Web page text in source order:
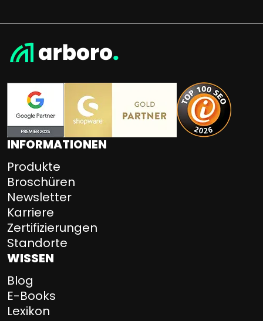
INFORMATIONEN
Produkte
Broschüren
Newsletter
Karriere
Zertifizierungen
Standorte
WISSEN
Blog
E-Books
Lexikon